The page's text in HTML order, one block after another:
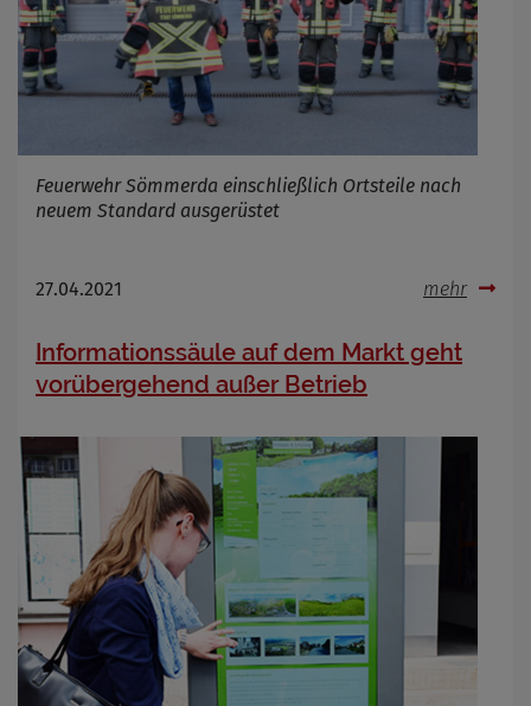
Feuerwehr Sömmerda einschließlich Ortsteile nach
neuem Standard ausgerüstet
27.04.2021 mehr
Informationssäule auf dem Markt geht
vorübergehend außer Betrieb